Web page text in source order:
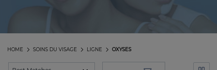
OXYSES
LIGNE
SOINS DU VISAGE
HOME